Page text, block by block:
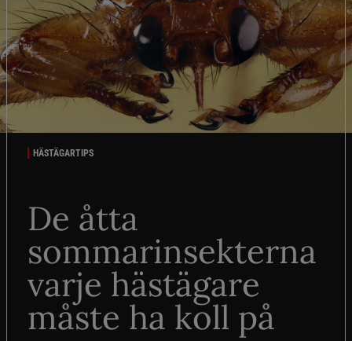
HÄSTÄGARTIPS
De åtta
sommarinsekterna
varje hästägare
måste ha koll på